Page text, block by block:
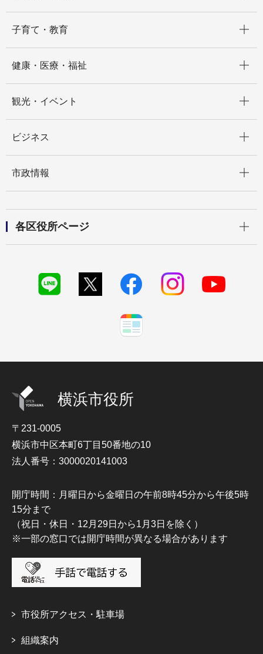
子育て・教育
健康・医療・福祉
観光・イベント
ビジネス
市政情報
各区役所ページ
横浜市役所
〒231-0005
横浜市中区本町6丁目50番地の10
法人番号：3000020141003
開庁時間：月曜日から金曜日の午前8時45分から午後5時
15分まで
（祝日・休日・12月29日から1月3日を除く）
※一部の窓口では開庁時間が異なる場合があります
市役所アクセス・駐車場
組織案内